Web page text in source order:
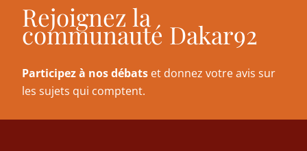
Rejoignez la
communauté Dakar92
Participez à nos débats et donnez votre avis sur
les sujets qui comptent.